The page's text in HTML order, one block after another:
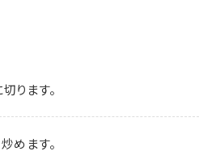
ります。
めます。